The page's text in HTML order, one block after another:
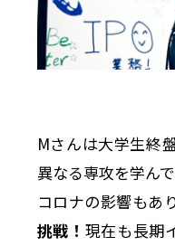
Mさんは大学生終
異なる専攻を学ん
コロナの影響もあ
挑戦！ 現在も長期